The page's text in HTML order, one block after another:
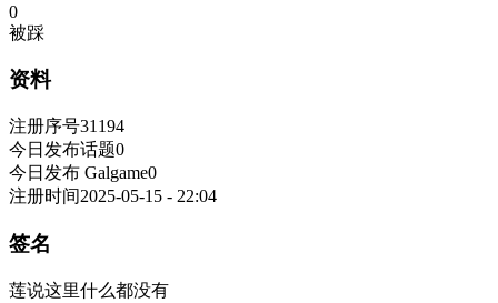
0
被踩
资料
注册序号31194
今日发布话题0
今日发布 Galgame0
注册时间2025-05-15 - 22:04
签名
莲说这里什么都没有